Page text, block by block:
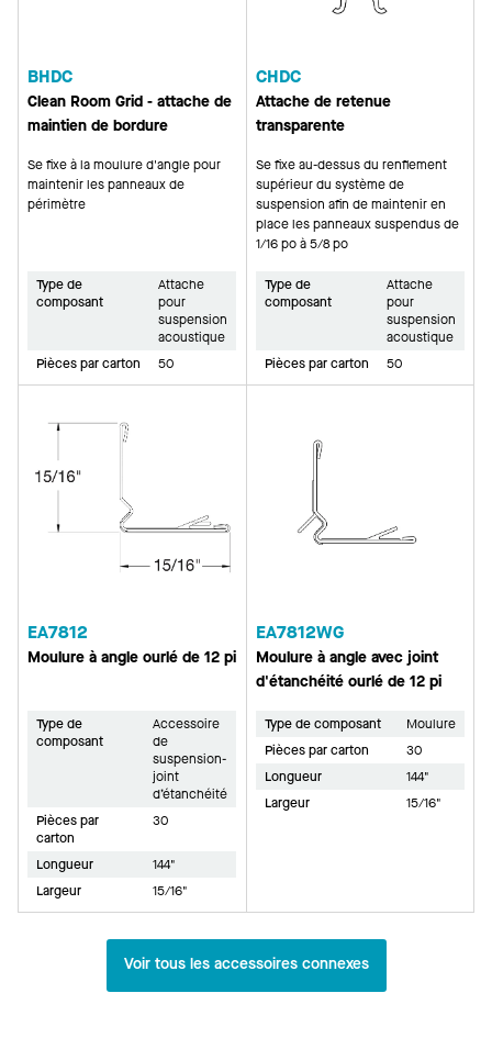
BHDC
Clean Room Grid - attache de
maintien de bordure
Se fixe à la moulure d'angle pour
maintenir les panneaux de
périmètre
Type de
composant
Attache
pour
suspension
acoustique
Pièces par carton
50
CHDC
Attache de retenue
transparente
Se fixe au-dessus du renflement
supérieur du système de
suspension afin de maintenir en
place les panneaux suspendus de
1/16 po à 5/8 po
Type de
composant
Attache
pour
suspension
acoustique
Pièces par carton
50
EA7812
Moulure à angle ourlé de 12 pi
Type de
composant
Accessoire
de
suspension-
joint
d’étanchéité
Pièces par
carton
30
Longueur
144"
Largeur
15/16"
EA7812WG
Moulure à angle avec joint
d'étanchéité ourlé de 12 pi
Type de composant
Moulure
Pièces par carton
30
Longueur
144"
Largeur
15/16"
Voir tous les accessoires connexes